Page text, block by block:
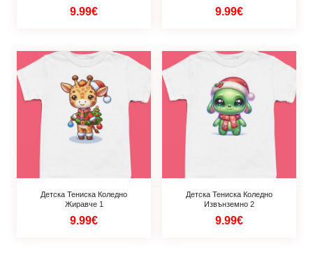
9.99€ 9.99€
Детска Тениска Коледно
Жиравче 1
9.99€
Детска Тениска Коледно
Извънземно 2
9.99€